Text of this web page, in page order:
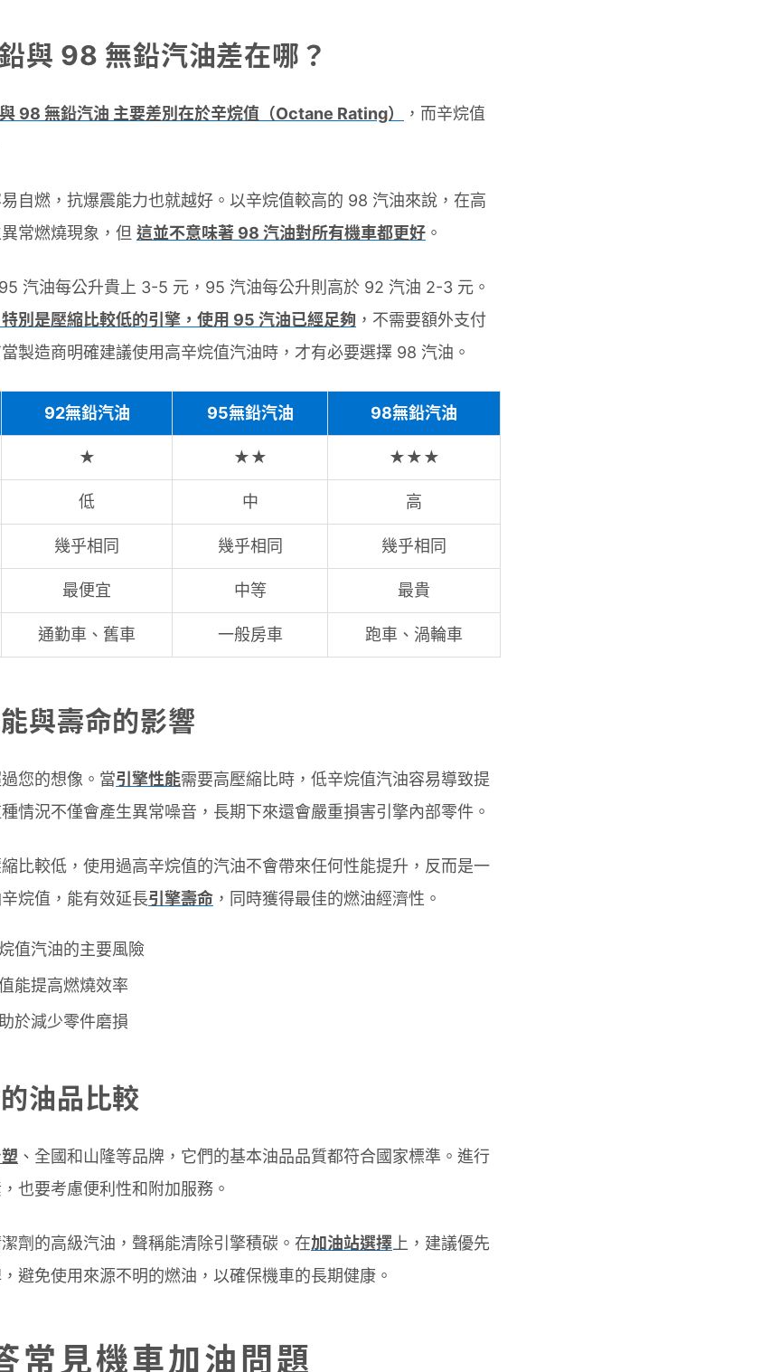
與 98 無鉛汽油差在哪？
98 無鉛汽油 主要差別在於辛烷值（Octane Rating）
，而辛烷值
自燃，抗爆震能力也就越好。以辛烷值較高的 98 汽油來說，在高
常燃燒現象，但 這並不意味著 98 汽油對所有機車都更好 。
汽油每公升貴上 3-5 元，95 汽油每公升則高於 92 汽油 2-3 元。
別是壓縮比較低的引擎，使用 95 汽油已經足夠 ，不需要額外支付
製造商明確建議使用高辛烷值汽油時，才有必要選擇 98 汽油。
92無鉛汽油 95無鉛汽油 98無鉛汽油
★ ★★ ★★★
低 中 高
幾乎相同 幾乎相同 幾乎相同
最便宜 中等 最貴
通勤車、舊車 一般房車 跑車、渦輪車
與壽命的影響
您的想像。當引擎性能需要高壓縮比時，低辛烷值汽油容易導致提
情況不僅會產生異常噪音，長期下來還會嚴重損害引擎內部零件。
比較低，使用過高辛烷值的汽油不會帶來任何性能提升，反而是一
烷值，能有效延長引擎壽命 ，同時獲得最佳的燃油經濟性。
值汽油的主要風險
能提高燃燒效率
於減少零件磨損
油品比較
、全國和山隆等品牌，它們的基本油品品質都符合國家標準。進行
也要考慮便利性和附加服務。
劑的高級汽油，聲稱能清除引擎積碳。在加油站選擇上，建議優先
避免使用來源不明的燃油，以確保機車的長期健康。
常見機車加油問題